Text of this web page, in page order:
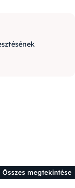
Összes megtekintése